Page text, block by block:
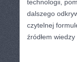
technologii,
dalszego
czytelnej
źródłem